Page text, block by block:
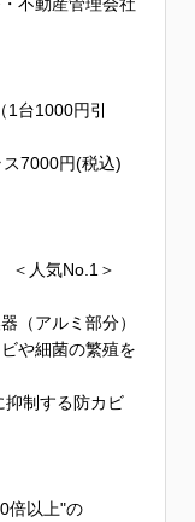
台1000円引
7000円(税込)
＜人気No.1＞
（アルミ部分）
や細菌の繁殖を
制する防カビ
倍以上"の